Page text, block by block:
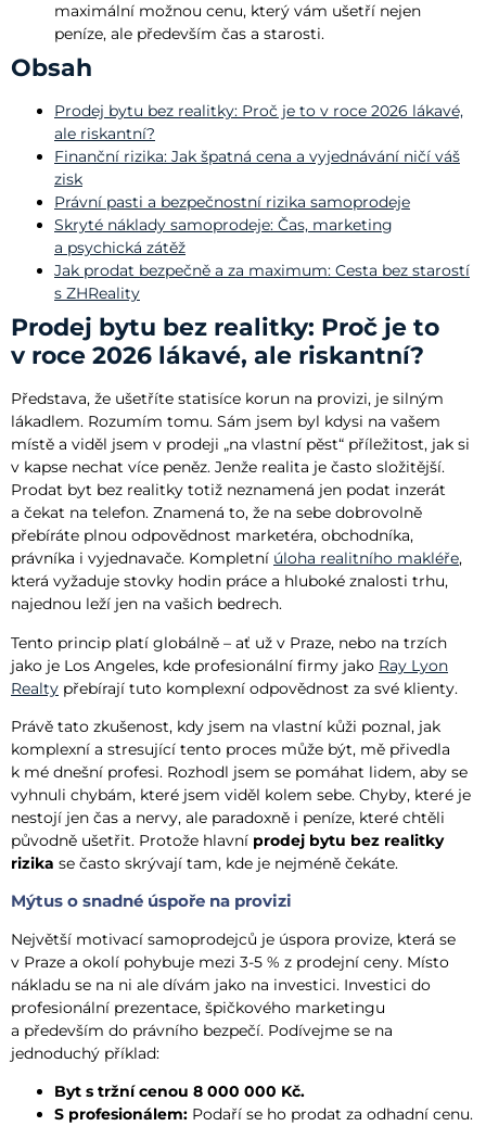
maximální možnou cenu, který vám ušetří nejen
peníze, ale především čas a starosti.
Obsah
Prodej bytu bez realitky: Proč je to v roce 2026 lákavé,
ale riskantní?
Finanční rizika: Jak špatná cena a vyjednávání ničí váš
zisk
Právní pasti a bezpečnostní rizika samoprodeje
Skryté náklady samoprodeje: Čas, marketing
a psychická zátěž
Jak prodat bezpečně a za maximum: Cesta bez starostí
s ZHReality
Prodej bytu bez realitky: Proč je to
v roce 2026 lákavé, ale riskantní?
Představa, že ušetříte statisíce korun na provizi, je silným
lákadlem. Rozumím tomu. Sám jsem byl kdysi na vašem
místě a viděl jsem v prodeji „na vlastní pěst“ příležitost, jak si
v kapse nechat více peněz. Jenže realita je často složitější.
Prodat byt bez realitky totiž neznamená jen podat inzerát
a čekat na telefon. Znamená to, že na sebe dobrovolně
přebíráte plnou odpovědnost marketéra, obchodníka,
právníka i vyjednavače. Kompletní úloha realitního makléře,
která vyžaduje stovky hodin práce a hluboké znalosti trhu,
najednou leží jen na vašich bedrech.
Tento princip platí globálně – ať už v Praze, nebo na trzích
jako je Los Angeles, kde profesionální firmy jako Ray Lyon
Realty přebírají tuto komplexní odpovědnost za své klienty.
Právě tato zkušenost, kdy jsem na vlastní kůži poznal, jak
komplexní a stresující tento proces může být, mě přivedla
k mé dnešní profesi. Rozhodl jsem se pomáhat lidem, aby se
vyhnuli chybám, které jsem viděl kolem sebe. Chyby, které je
nestojí jen čas a nervy, ale paradoxně i peníze, které chtěli
původně ušetřit. Protože hlavní prodej bytu bez realitky
rizika se často skrývají tam, kde je nejméně čekáte.
Mýtus o snadné úspoře na provizi
Největší motivací samoprodejců je úspora provize, která se
v Praze a okolí pohybuje mezi 3-5 % z prodejní ceny. Místo
nákladu se na ni ale dívám jako na investici. Investici do
profesionální prezentace, špičkového marketingu
a především do právního bezpečí. Podívejme se na
jednoduchý příklad:
Byt s tržní cenou 8 000 000 Kč.
S profesionálem: Podaří se ho prodat za odhadní cenu.